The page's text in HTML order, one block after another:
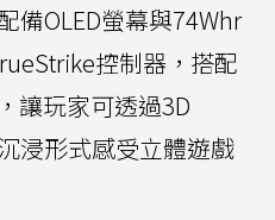
備OLED螢幕與74Whr
控制器，搭配
讓玩家可透過3D
浸形式感受立體遊戲